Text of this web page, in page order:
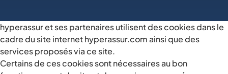
hyperassur et ses partenaires utilisent des cookies dans le
cadre du site internet hyperassur.com ainsi que des
services proposés via ce site.
Certains de ces cookies sont nécessaires au bon